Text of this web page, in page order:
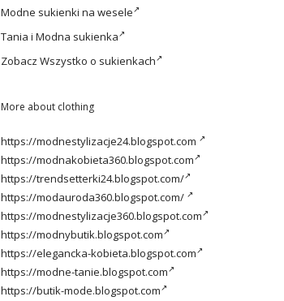
Modne sukienki na wesele
Tania i Modna sukienka
Zobacz Wszystko o sukienkach
More about clothing
https://modnestylizacje24.blogspot.com
https://modnakobieta360.blogspot.com
https://trendsetterki24.blogspot.com/
https://modauroda360.blogspot.com/
https://modnestylizacje360.blogspot.com
https://modnybutik.blogspot.com
https://elegancka-kobieta.blogspot.com
https://modne-tanie.blogspot.com
https://butik-mode.blogspot.com